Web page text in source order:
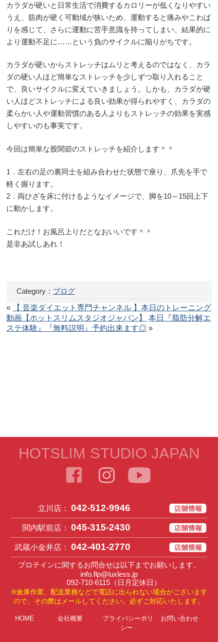
カラダが硬いと日常生活で消費するカロリーが低くなりやすい
うえ、筋肉が硬く可動域が狭いため、運動すると痛みやこわば
りを感じて、さらに運動に苦手意識を持ってしまい、結果的に
より運動不足に……という負のサイクルに陥りがちです。
カラダが硬いからストレッチはムリと考えるのではなく、カラ
ダの硬い人ほど簡単なストレッチを少しずつ取り入れること
で、良いサイクルに変えていきましょう。しかも、カラダが硬
い人ほどストレッチによる良い効果が得られやすく、カラダの
柔らかい人や運動習慣のある人よりもストレッチの効果を実感
しやすいのも事実です。
今回は簡単な股関節のストレッチを紹介します＾＾
1．左右の足の裏同士を組み合わせた状態で座り、爪先を手で
軽く握ります。
2．両ひざを床に付けるようなイメージで、脚を10～15回上下
に動かします。
これだけ！お風呂上りだとなおいいです＾＾
是非あ試しあれ！
Category： ブログ
«
【 音楽ダイエット専門チャンネル 】本日のトレーニング
動画【ホットスリムスタジオジャパン】
本日『脂肪分解エ
ステ体験』『無料説明』予約出来ます◎ »
HOTSLIM STUDIO JAPAN
立川店： 042-512-9946
関内駅前店： 045-315-2430
武蔵小金井店： 042-401-2770
プロテインに関するお問合せは以下までお願いします。
info.flp@luxless.jp
092-710-6115（日月定休日）
※倉庫作業、配送業務などで電話に出られない場合がございます
ので、その際はメールしてください。必ずご対応いたします。
HOME 会社概要
プライバシーポリ
シー
お問い合わせ